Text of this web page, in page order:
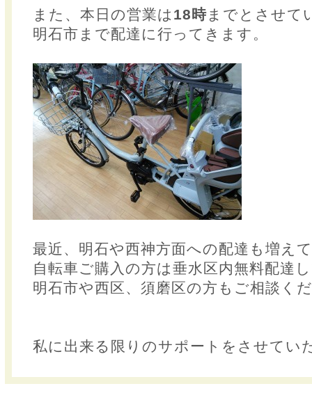
また、本日の営業は 18時までとさせて
明石市まで配達に行ってきます。
最近、明石や西神方面への配達も増え
自転車ご購入の方は垂水区内無料配達
明石市や西区、須磨区の方もご相談く
私に出来る限りのサポートをさせてい